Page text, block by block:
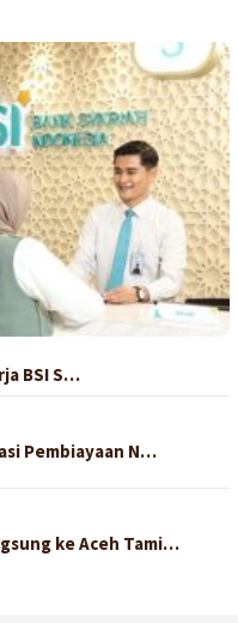
BSI S…
Pembiayaan N…
ke Aceh Tami…